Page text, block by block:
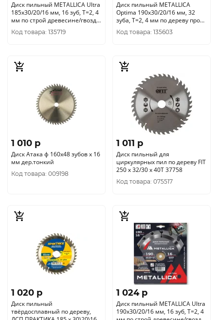
Диск пильный METALLICA Ultra
185x30/20/16 мм, 16 зуб, Т=2, 4
мм по строй древесине/гвозди,
903766
Код товара: 135719
Диск пильный METALLICA
Optima 190x30/20/16 мм, 32
зуба, Т=2, 4 мм по дереву прод/
поперечн, 902707
Код товара: 135603
1 010 p
Диск Атака ф 160х48 зубов х 16
мм дер.тонкий
Код товара: 009198
1 011 p
Диск пильный для
циркулярных пил по дереву FIT
250 х 32/30 х 40T 37758
Код товара: 075517
1 020 p
Диск пильный
твёрдосплавный по дереву,
1 024 p
Диск пильный METALLICA Ultra
190x30/20/16 мм, 16 зуб, Т=2, 4